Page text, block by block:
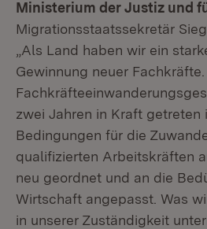
Ministerium der Justiz und
Migrationsstaatssekretär
„Als Land haben wir ein
Gewinnung neuer
zwei Jahren in Kraft getreten
Bedingungen für die
qualifizierten Arbeitskräften
neu geordnet und an die
Wirtschaft angepasst. Was
in unserer Zuständigkeit